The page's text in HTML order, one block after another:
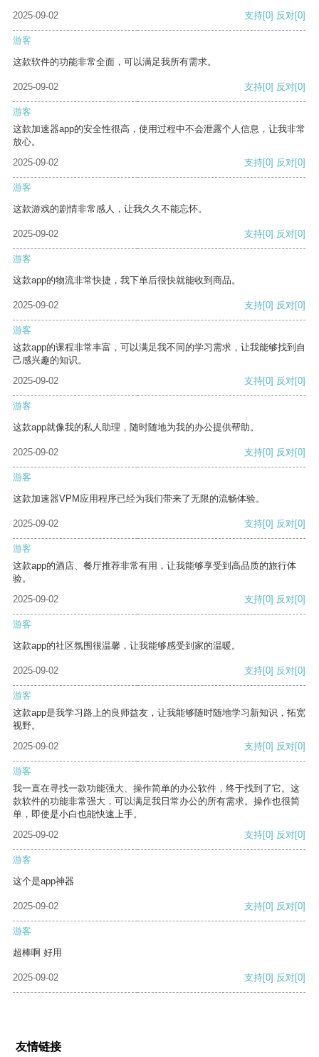
2025-09-02 支持[0] 反对[0]
游客
这款软件的功能非常全面，可以满足我所有需求。
2025-09-02 支持[0] 反对[0]
游客
这款加速器app的安全性很高，使用过程中不会泄露个人信息，让我非常
放心。
2025-09-02
支持[0] 反对[0]
游客
这款游戏的剧情非常感人，让我久久不能忘怀。
2025-09-02 支持[0] 反对[0]
游客
这款app的物流非常快捷，我下单后很快就能收到商品。
2025-09-02 支持[0] 反对[0]
游客
这款app的课程非常丰富，可以满足我不同的学习需求，让我能够找到自
己感兴趣的知识。
2025-09-02
支持[0] 反对[0]
游客
这款app就像我的私人助理，随时随地为我的办公提供帮助。
2025-09-02 支持[0] 反对[0]
游客
这款加速器VPM应用程序已经为我们带来了无限的流畅体验。
2025-09-02 支持[0] 反对[0]
游客
这款app的酒店、餐厅推荐非常有用，让我能够享受到高品质的旅行体
验。
2025-09-02
支持[0] 反对[0]
游客
这款app的社区氛围很温馨，让我能够感受到家的温暖。
2025-09-02 支持[0] 反对[0]
游客
这款app是我学习路上的良师益友，让我能够随时随地学习新知识，拓宽
视野。
2025-09-02
支持[0] 反对[0]
游客
我一直在寻找一款功能强大、操作简单的办公软件，终于找到了它。这
款软件的功能非常强大，可以满足我日常办公的所有需求。操作也很简
单，即使是小白也能快速上手。
2025-09-02
支持[0] 反对[0]
游客
这个是app神器
2025-09-02 支持[0] 反对[0]
游客
超棒啊 好用
2025-09-02 支持[0] 反对[0]
友情链接